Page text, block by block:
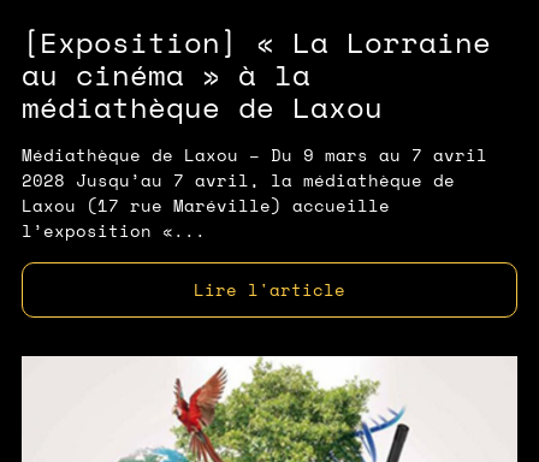
[Exposition] « La Lorraine
au cinéma » à la
médiathèque de Laxou
Médiathèque de Laxou – Du 9 mars au 7 avril
2028 Jusqu’au 7 avril, la médiathèque de
Laxou (17 rue Maréville) accueille
l’exposition «...
Lire l'article